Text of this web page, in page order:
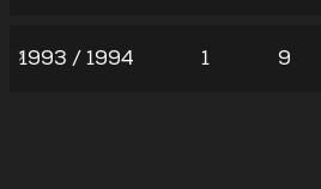
1993 / 1994 1 9